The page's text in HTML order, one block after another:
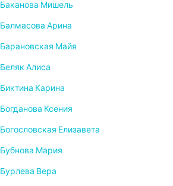
Баканова Мишель
Балмасова Арина
Барановская Майя
Беляк Алиса
Биктина Карина
Богданова Ксения
Богословская Елизавета
Бубнова Мария
Бурлева Вера